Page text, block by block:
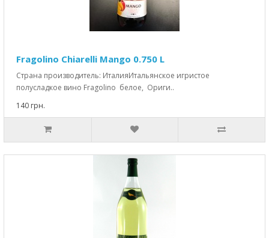
Fragolino Chiarelli Mango 0.750 L
Страна производитель: ИталияИтальянское игристое
полусладкое вино Fragolino белое, Ориги..
140 грн.